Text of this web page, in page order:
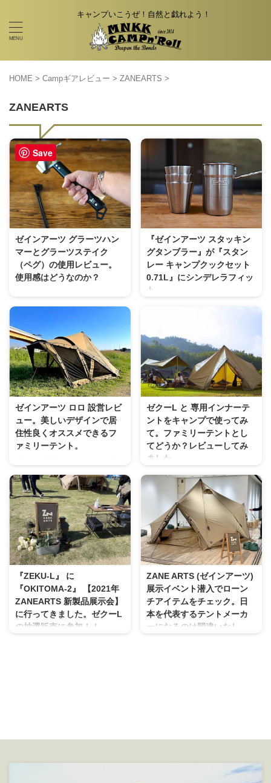
キャンプいこうぜ！自然と戯れよう！
HOME > Campギアレビュー > ZANEARTS >
ZANEARTS
ゼインアーツ グラーツハン
マーとグラーツステイク
（ペグ）の使用レビュー。
使用感はどうなのか？
ザイン秀逸でコスパがいい事で大
う一つ人気で販売されてもすぐに
売り切れる人気商品がこれ
ZANEARTS ゼインアーツ グラー
トハンマー ペグを打ち付ける・
抜く事を第一に考えられた形状と
艶消しブラックがスタイリッシュ
でかっこいいですよね。 ハンマ
ーSPEC詳細 材質ヘッド : ステン
レス、グリップ : アルミ、グリッ
プエンド : ゴムサイズ32 × 109 ×
260mm重量540g 独特の形状な事
ポイントだと思ってい ...
『ゼインアーツ スタッキン
グタンブラー』が『スタン
レー キャンプクックセット
0.71L』にシンデレラフィッ
ト。
「シンデレラフィット」という
いことハマった時にはドーパミン
が噴出しますよね。 今回もドー
パミンがどっと出ましたこれをご
紹介します！ コーヒーカップと
してもいいですよ！！
ZANEARTS
STACKINGTUMBLER / ゼインア
ーツ スタッキングタンブラー 残
念ながらブラックカラーは購入で
きずシルバーを家族分４個購入し
ました！ SPEC詳細 これかなり
コスパが良くて、大きすぎず小さ
すぎずでずっと欲しくて仕方なか
ゼインアーツ ロロ 設営レビ
ュー。美しいデザインで居
住性良くオススメできるフ
ァミリーテント。
っても独自のデザインが美しくそ
して値段もそこまで高くない。
私も造形美に惚れ込みゼクーLを
所持していましたが、４人ファミ
リーではタープが無いと少々使い
にくい大きさだったので 今回の
この ZANE ARTS LOLO ゼインア
ーツ ロロ すごくデザインも良
く、居住性も良さそうなので気に
なっておりました。 友達ファミ
リーが購入したとの事で河川敷で
の試し貼りに同行させてもらい
本体が入っているキャリーバッ
ゼクーL と 専用インナーテ
ントをキャンプで使ってみ
て。ファミリーテントとし
てどうか？レビューしてみ
ました。
レビューが遅くなったのです
が、 ZaneArts PS-004 / ゼクーL
開封からご紹介 今回はインナー
テントも一緒に購入しております
ので パッケージが２つで届いて
おります。 ゼクーLとインナーテ
ントのバッグはもちろん同色カラ
ー。 インナーテントは写真だと
大きく見えますが、 ゼクーLと比
べると1/3〜1/4ほどの大きさでし
ょうか。 ゼクーLのキャリーバッ
グの荷締めベルトにインナーテン
トを縛りつける事は可能です。
重たくなりますが、一度に運べま
『ZEKU-L』 に
『OKITOMA-2』 【2021年
ZANEARTS 新製品展示会】
に行ってきました。ゼクーL
の抽選販売に参加！！
下、 この投稿をInstagramで見
(@kazemachi_tools_takatsuki)が
ZANE ARTS (ゼインアーツ)
展示イベント潜入でローン
チアイテムをチェック。日
本を代表するテントメーカ
ーになるのは間違いなし。
身の丈にあった事を一つずつ積み
いい会社をつくってまいりますの
で、よろしくお願いします。 記
Save